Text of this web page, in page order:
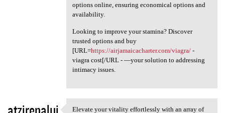
options online, ensuring economical options and
availability.
Looking to improve your stamina? Discover
trusted options and buy
[URL=https://airjamaicacharter.com/viagra/-
viagra cost[/URL - —your solution to addressing
intimacy issues.
Elevate your vitality effortlessly with an array of